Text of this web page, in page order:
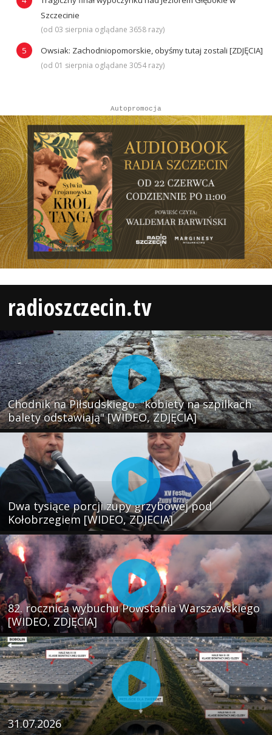
Szczecinie
(od 03 sierpnia oglądane 3658 razy)
Owsiak: Zachodniopomorskie, obyśmy tutaj zostali [ZDJĘCIA]
(od 01 sierpnia oglądane 3054 razy)
Autopromocja
radioszczecin.tv
Chodnik na Piłsudskiego: "kobiety na szpilkach
balety odstawiają" [WIDEO, ZDJĘCIA]
Dwa tysiące porcji zupy grzybowej pod
Kołobrzegiem [WIDEO, ZDJECIA]
82. rocznica wybuchu Powstania Warszawskiego
[WIDEO, ZDJĘCIA]
31.07.2026